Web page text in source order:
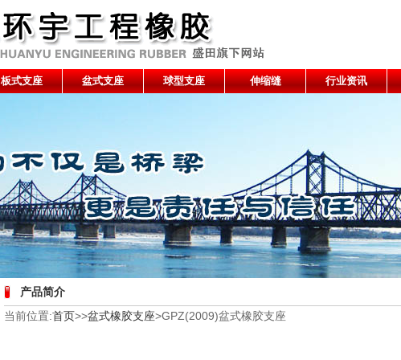
板式支座 盆式支座 球型支座 伸缩缝 行业资讯
产品简介
当前位置:首页>>盆式橡胶支座>GPZ(2009)盆式橡胶支座